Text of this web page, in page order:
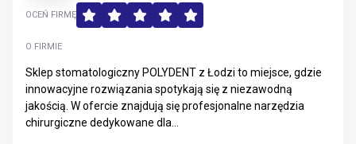
O FIRMIE
Sklep stomatologiczny POLYDENT z Łodzi to miejsce, gdzie
innowacyjne rozwiązania spotykają się z niezawodną
jakością. W ofercie znajdują się profesjonalne narzędzia
chirurgiczne dedykowane dla...
OCEŃ FIRMĘ